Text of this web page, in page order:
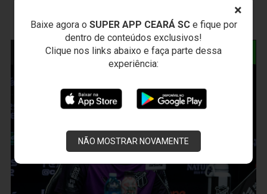
×
Baixe agora o SUPER APP CEARÁ SCe fique por
dentro de conteúdos exclusivos!
Clique nos links abaixo e faça parte dessa
experiência:
NÃO MOSTRAR NOVAMENTE
NOTÍCIAS RELACIONADAS